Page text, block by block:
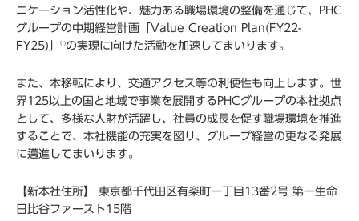
ニケーション活性化や、魅力ある職場環境の整備を通じて、PHC
グループの中期経営計画「Value Creation Plan(FY22-
FY25)」
(*)の実現に向けた活動を加速してまいります。
また、本移転により、交通アクセス等の利便性も向上します。世
界125以上の国と地域で事業を展開するPHCグループの本社拠点
として、多様な人財が活躍し、社員の成長を促す職場環境を推進
することで、本社機能の充実を図り、グループ経営の更なる発展
に邁進してまいります。
【新本社住所】 東京都千代田区有楽町一丁目13番2号 第一生命
日比谷ファースト15階